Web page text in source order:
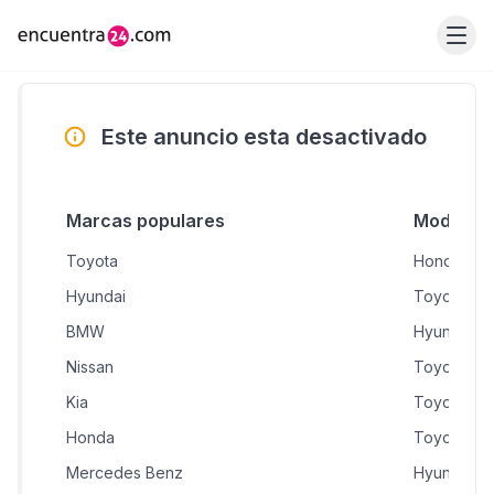
Este anuncio esta desactivado
Marcas populares
Toyota
Hyundai
BMW
Nissan
Kia
Honda
Mercedes Benz
Modelos
Honda
Toyota
Hyundai
Toyota
Toyota
Toyota
Hyundai